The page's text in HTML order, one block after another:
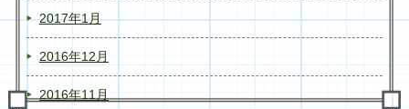
2017年1月
2016年12月
2016年11月